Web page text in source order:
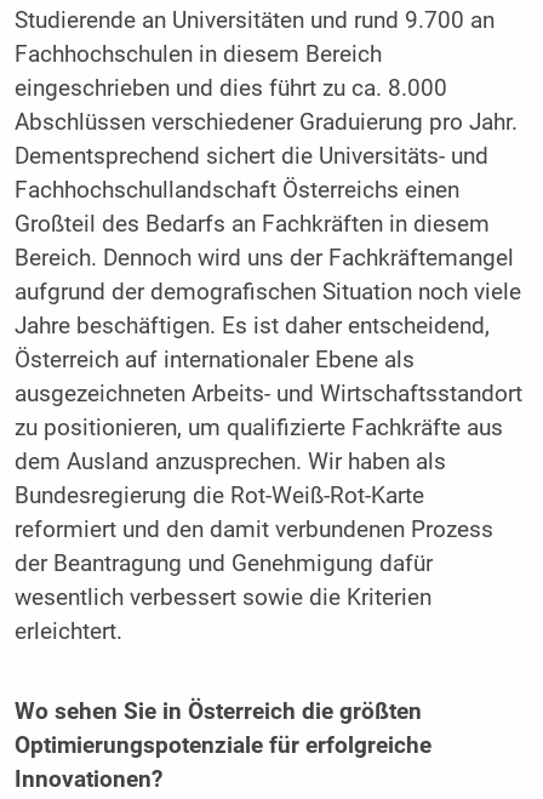
Studierende an Universitäten und rund 9.700 an
Fachhochschulen in diesem Bereich
eingeschrieben und dies führt zu ca. 8.000
Abschlüssen verschiedener Graduierung pro Jahr.
Dementsprechend sichert die Universitäts- und
Fachhochschullandschaft Österreichs einen
Großteil des Bedarfs an Fachkräften in diesem
Bereich. Dennoch wird uns der Fachkräftemangel
aufgrund der demografischen Situation noch viele
Jahre beschäftigen. Es ist daher entscheidend,
Österreich auf internationaler Ebene als
ausgezeichneten Arbeits- und Wirtschaftsstandort
zu positionieren, um qualifizierte Fachkräfte aus
dem Ausland anzusprechen. Wir haben als
Bundesregierung die Rot-Weiß-Rot-Karte
reformiert und den damit verbundenen Prozess
der Beantragung und Genehmigung dafür
wesentlich verbessert sowie die Kriterien
erleichtert.
Wo sehen Sie in Österreich die größten
Optimierungspotenziale für erfolgreiche
Innovationen?